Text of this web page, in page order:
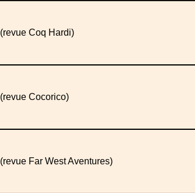
(revue Coq Hardi)
(revue Cocorico)
(revue Far West Aventures)